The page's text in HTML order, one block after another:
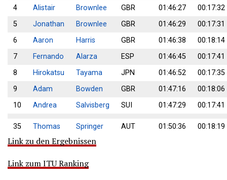
4
Alistair Brownlee GBR 01:46:27
00:17:32
5
Jonathan Brownlee GBR 01:46:29
00:17:31
6
Aaron Harris GBR 01:46:38
00:18:14
7
Fernando Alarza ESP 01:46:45
00:17:41
8
Hirokatsu Tayama JPN 01:46:52
00:17:35
9
Adam Bowden GBR 01:47:16
00:18:06
10
Andrea Salvisberg SUI 01:47:29 00:17:41
35 Thomas Springer AUT 01:50:36 00:18:19
Link zu den Ergebnissen
Link zum ITU Ranking